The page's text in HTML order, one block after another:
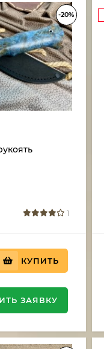
-20%
1
КУПИТЬ
ЗАЯВКУ